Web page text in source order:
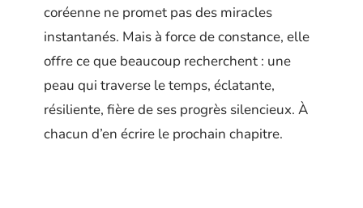
coréenne ne promet pas des miracles
instantanés. Mais à force de constance, elle
offre ce que beaucoup recherchent : une
peau qui traverse le temps, éclatante,
résiliente, fière de ses progrès silencieux. À
chacun d’en écrire le prochain chapitre.